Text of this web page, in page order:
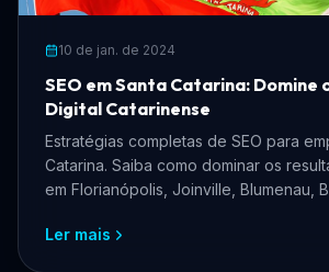
10 de jan. de 2024
SEO em Santa Catarina: Domine
Digital Catarinense
Estratégias completas de SEO para
Catarina. Saiba como dominar os
em Florianópolis, Joinville, Blumenau,
Ler mais